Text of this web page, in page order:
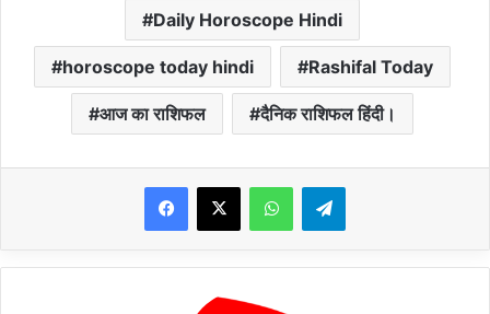
Daily Horoscope Hindi
horoscope today hindi Rashifal Today
आज का राशिफल दैनिक राशिफल हिंदी।
WhatsAppTelegram